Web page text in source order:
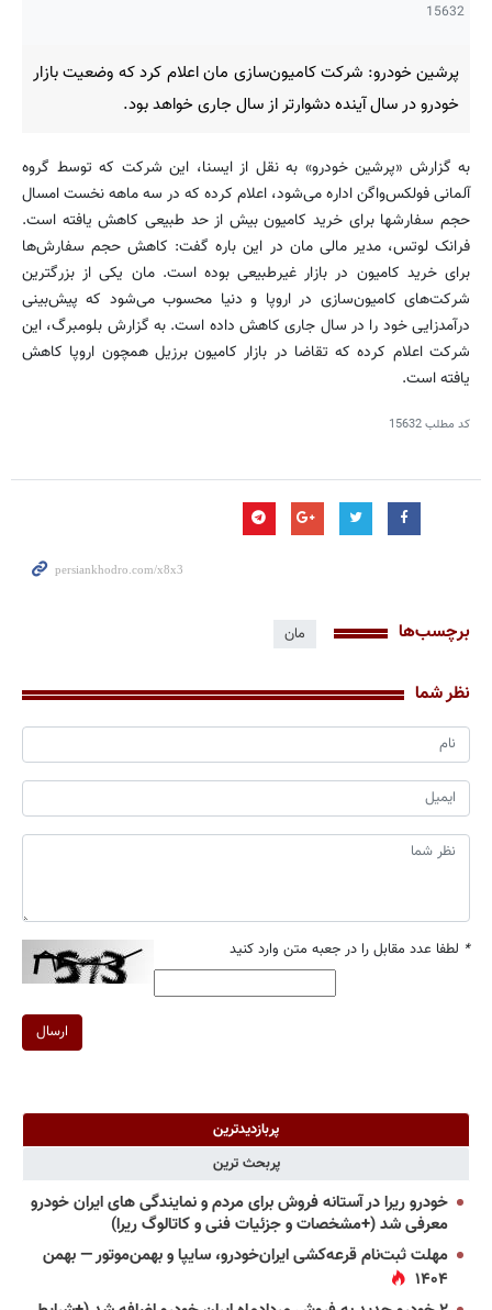
15632
پرشین خودرو: شرکت کامیون‌سازی مان اعلام کرد که وضعیت بازار
خودرو در سال آینده دشوارتر از سال جاری خواهد بود.
به گزارش «پرشین خودرو» به نقل از ایسنا، این شرکت که توسط گروه
آلمانی فولکس‌واگن اداره می‌شود، اعلام کرده که در سه ماهه نخست امسال
حجم سفارشها برای خرید کامیون بیش از حد طبیعی کاهش یافته است.
فرانک لوتس، مدیر مالی مان در این باره گفت: کاهش حجم سفارش‌ها
برای خرید کامیون در بازار غیرطبیعی بوده است. مان یکی از بزرگترین
شرکت‌های کامیون‌سازی در اروپا و دنیا محسوب می‌شود که پیش‌بینی
درآمدزایی خود را در سال جاری کاهش داده است. به گزارش بلومبرگ، این
شرکت اعلام کرده که تقاضا در بازار کامیون برزیل همچون اروپا کاهش
یافته است.
کد مطلب15632
برچسب‌ها مان
نظر شما
* لطفا عدد مقابل را در جعبه متن وارد کنید
ارسال
پربازدیدترین
پربحث ترین
خودرو ریرا در آستانه فروش برای مردم و نمایندگی های ایران خودرو
معرفی شد (+مشخصات و جزئیات فنی و کاتالوگ ریرا)
مهلت ثبت‌نام قرعه‌کشی ایران‌خودرو، سایپا و بهمن‌موتور — بهمن
۱۴۰۴